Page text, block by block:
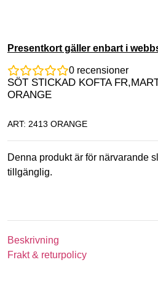
Presentkort gäller enbart i
0 recensioner
SÖT STICKAD KOFTA
ORANGE
ART: 2413 ORANGE
Denna produkt är för närvarande
tillgänglig.
Beskrivning
Frakt & returpolicy